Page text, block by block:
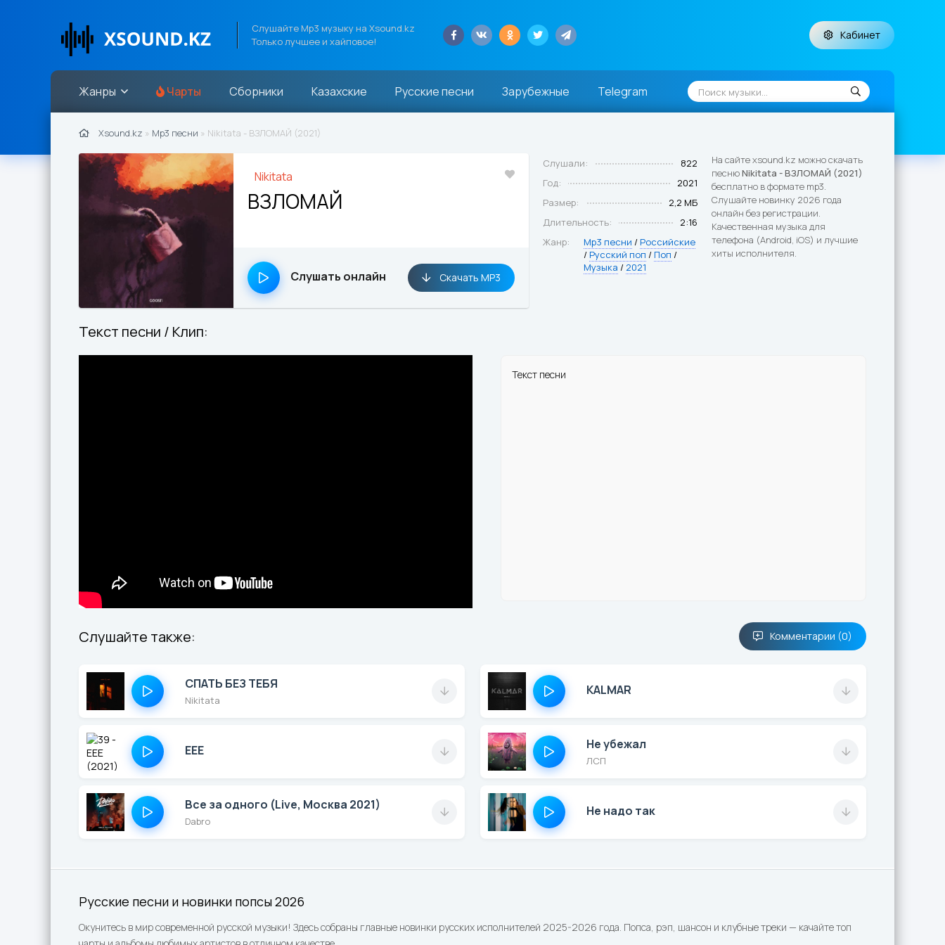
Слушайте Mp3 музыку на Xsound.kz
Только лучшее и хайповое!
Кабинет
Жанры Чарты Сборники Казахские Русские песни Зарубежные Telegram
Русские песни и новинки попсы 2026
Окунитесь в мир современной русской музыки! Здесь собраны главные новинки русских исполнителей 2025-2026 года. Попса, рэп, шансон и клубные треки — качайте топ
Xsound.kz » Mp3 песни » Nikitata - ВЗЛОМАЙ (2021)
Nikitata
ВЗЛОМАЙ
Слушать онлайн Скачать MP3
Слушали:
822
Год:
2021
Размер:
2,2 МБ
Длительность:
2:16
Жанр:
Mp3 песни / Российские
/ Русский поп / Поп /
Музыка / 2021
На сайте xsound.kz можно скачать
песнюNikitata - ВЗЛОМАЙ (2021)
бесплатно в формате mp3.
Слушайте новинку 2026 года
онлайн без регистрации.
Качественная музыка для
телефона (Android, iOS) и лучшие
хиты исполнителя.
Текст песни / Клип:
Текст песни
Слушайте также: Комментарии (0)
СПАТЬ БЕЗ ТЕБЯ
Nikitata
KALMAR
ЕЕЕ Не убежал
ЛСП
Все за одного (Live, Москва 2021)
Dabro
Не надо так